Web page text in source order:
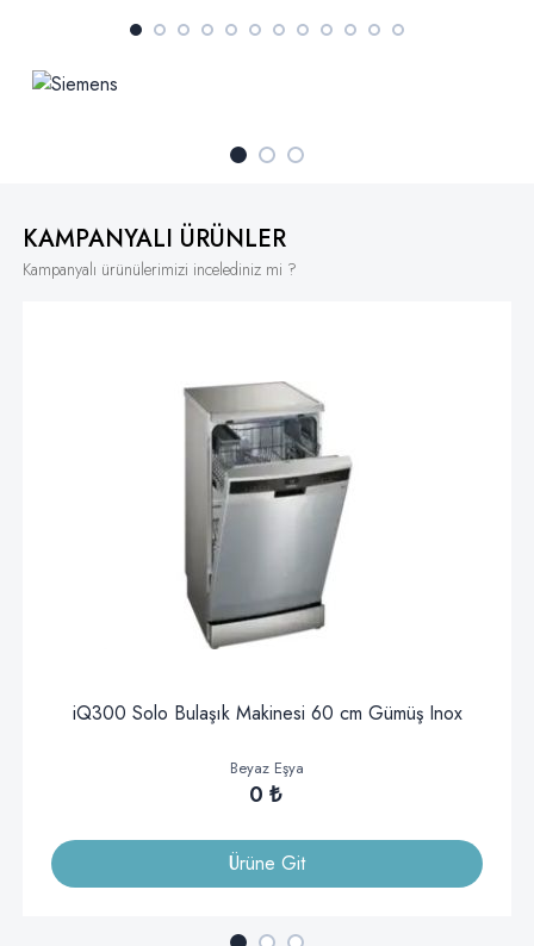
KAMPANYALI ÜRÜNLER
Kampanyalı ürünülerimizi incelediniz mi ?
iQ300 Solo Bulaşık Makinesi 60 cm Gümüş Inox
Beyaz Eşya
0 ₺
Ürüne Git